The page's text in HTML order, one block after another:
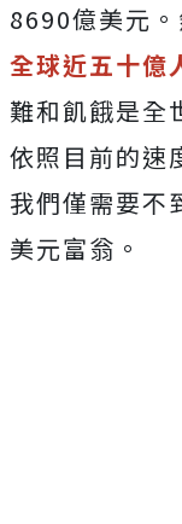
8690億美元
全球近五十億
難和飢餓是全
依照目前的速
我們僅需要不
美元富翁。